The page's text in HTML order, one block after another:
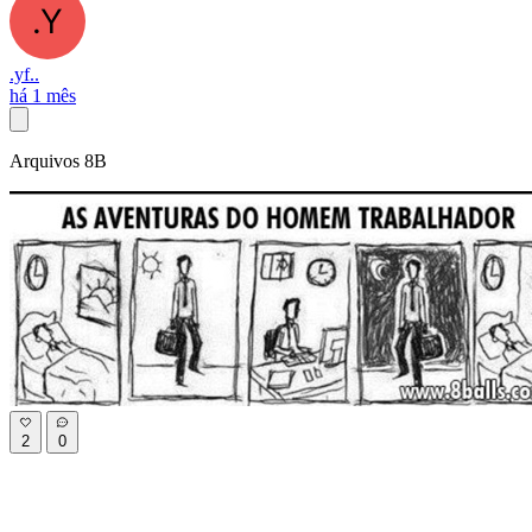
.yf..
há 1 mês
Arquivos 8B
2 0